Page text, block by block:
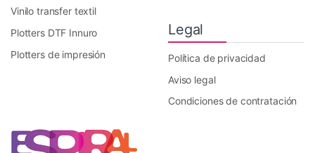
Vinilo transfer textil
Plotters DTF Innuro
Plotters de impresión
Legal
Política de privacidad
Aviso legal
Condiciones de contratación